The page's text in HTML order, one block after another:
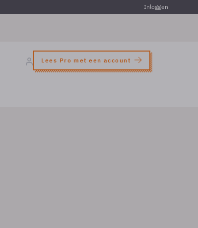
Inloggen
Lees Pro met een account